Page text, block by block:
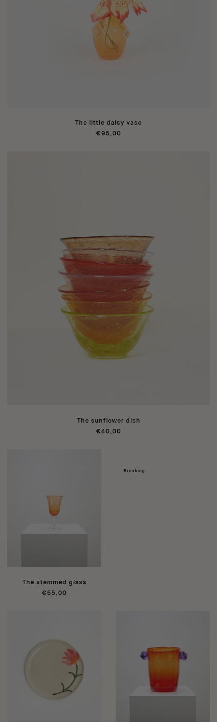
The little daisy vase
€95,00
The sunflower dish
€40,00
The stemmed glass
€55,00
Breaking